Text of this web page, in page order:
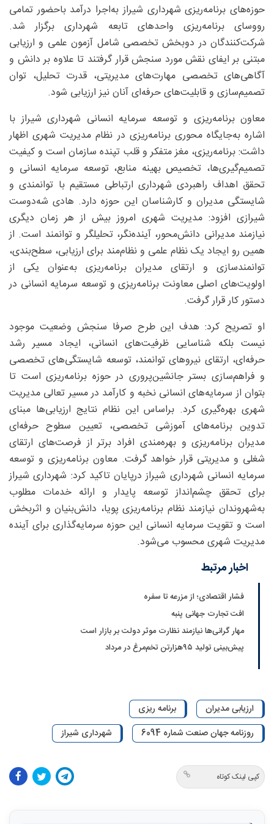
حوزه‌های برنامه‌ریزی شهرداری شیراز به‌اجرا درآمد باحضور تمامی
رووسای برنامه‌ریزی واحدهای تابعه شهرداری برگزار شد.
شرکت‌کنندگان در دوبخش تخصصی شامل آزمون علمی و ارزیابی
مبتنی بر ایفای نقش مورد سنجش قرار گرفتند تا علاوه بر دانش و
آگاهی‌های تخصصی مهارت‌های مدیریتی، قدرت تحلیل، توان
تصمیم‌سازی و قابلیت‌های حرفه‌ای آنان نیز ارزیابی شود.
معاون برنامه‌ریزی و توسعه سرمایه انسانی شهرداری شیراز با
اشاره به‌جایگاه محوری برنامه‌ریزی در نظام مدیریت شهری اظهار
داشت: برنامه‌ریزی، مغز متفکر و قلب تپنده سازمان است و کیفیت
تصمیم‌گیری‌ها، تخصیص بهینه منابع، توسعه سرمایه انسانی و
تحقق اهداف راهبردی شهرداری ارتباطی مستقیم با توانمندی و
شایستگی مدیران و کارشناسان این حوزه دارد. هادی شه‌دوست
شیرازی افزود: مدیریت شهری امروز بیش از هر زمان دیگری
نیازمند مدیرانی دانش‌محور، آینده‌نگر، تحلیلگر و توانمند است. از
همین رو ایجاد یک نظام علمی و نظام‌مند برای ارزیابی، سطح‌بندی،
توانمندسازی و ارتقای مدیران برنامه‌ریزی به‌عنوان یکی از
اولویت‌های اصلی معاونت برنامه‌ریزی و توسعه سرمایه انسانی در
دستور کار قرار گرفت.
او تصریح کرد: هدف این طرح صرفا سنجش وضعیت موجود
نیست بلکه شناسایی ظرفیت‌های انسانی، ایجاد مسیر رشد
حرفه‌ای، ارتقای نیروهای توانمند، توسعه شایستگی‌های تخصصی
و فراهم‌سازی بستر جانشین‌پروری در حوزه برنامه‌ریزی است تا
بتوان از سرمایه‌های انسانی نخبه و کارآمد در مسیر تعالی مدیریت
شهری بهره‌گیری کرد. براساس این نظام نتایج ارزیابی‌ها مبنای
تدوین برنامه‌های آموزشی تخصصی، تعیین سطوح حرفه‌ای
مدیران برنامه‌ریزی و بهره‌مندی افراد برتر از فرصت‌های ارتقای
شغلی و مدیریتی قرار خواهد گرفت. معاون برنامه‌ریزی و توسعه
سرمایه انسانی شهرداری شیراز درپایان تاکید کرد: شهرداری شیراز
برای تحقق چشم‌انداز توسعه پایدار و ارائه خدمات مطلوب
به‌شهروندان نیازمند نظام برنامه‌ریزی پویا، دانش‌بنیان و اثربخش
است و تقویت سرمایه انسانی این حوزه سرمایه‌گذاری برای آینده
مدیریت شهری محسوب می‌شود.
اخبار مرتبط
فشار اقتصادی؛ از مزرعه تا سفره
افت تجارت جهانی پنبه
مهار گرانی‌ها نیازمند نظارت موثر دولت بر بازار است
پیش‌بینی تولید ۹۵‌هزارتن تخم‌مرغ در مرداد
ارزیابی مدیران
برنامه ریزی
روزنامه جهان صنعت شماره 6094
شهرداری شیراز
کپی لینک کوتاه